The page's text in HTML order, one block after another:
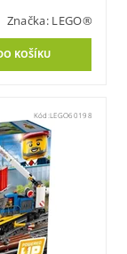
Značka: LEGO®
Kód:LEGO60198